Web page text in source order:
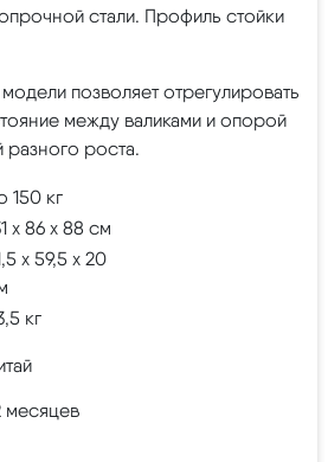
стали. Профиль стойки
позволяет отрегулировать
между валиками и опорой
роста.
150 кг
х 86 х 88 см
х 59,5 х 20
кг
месяцев